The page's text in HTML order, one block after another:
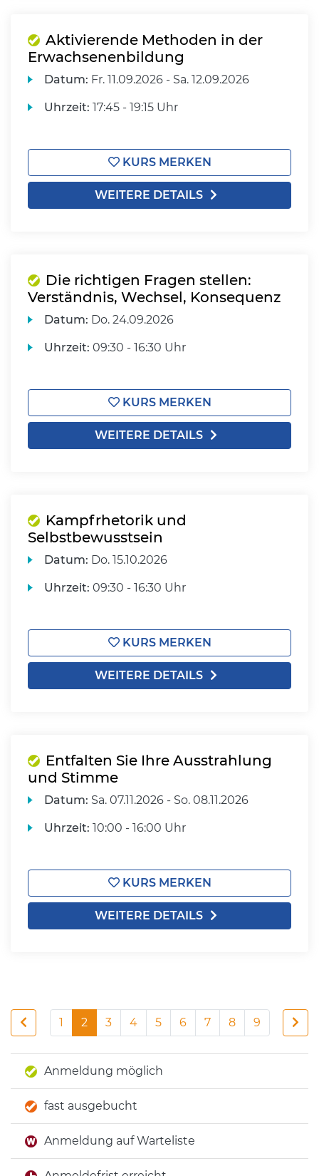
Aktivierende Methoden in der
Erwachsenenbildung
Datum: Fr. 11.09.2026 - Sa. 12.09.2026
Uhrzeit: 17:45 - 19:15 Uhr
KURS MERKEN
WEITERE DETAILS
Die richtigen Fragen stellen:
Verständnis, Wechsel, Konsequenz
Datum: Do. 24.09.2026
Uhrzeit: 09:30 - 16:30 Uhr
KURS MERKEN
WEITERE DETAILS
Kampfrhetorik und
Selbstbewusstsein
Datum: Do. 15.10.2026
Uhrzeit: 09:30 - 16:30 Uhr
KURS MERKEN
WEITERE DETAILS
Entfalten Sie Ihre Ausstrahlung
und Stimme
Datum: Sa. 07.11.2026 - So. 08.11.2026
Uhrzeit: 10:00 - 16:00 Uhr
KURS MERKEN
WEITERE DETAILS
1 2 3 4 5 6 7 8 9
Anmeldung möglich
fast ausgebucht
Anmeldung auf Warteliste